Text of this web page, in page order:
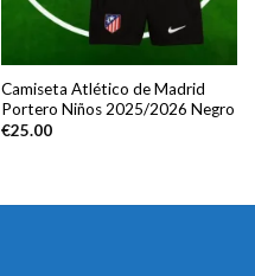
Camiseta Atlético de Madrid
Portero Niños 2025/2026 Negro
€25.00